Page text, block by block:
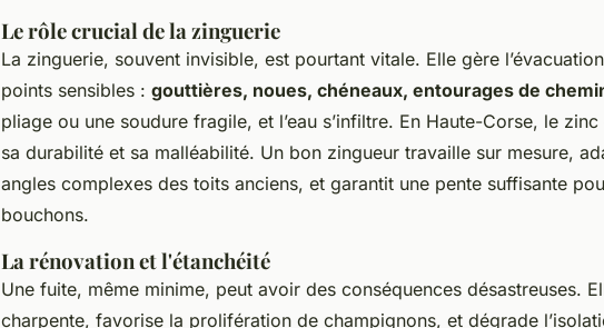
Le rôle crucial de la zinguerie
La zinguerie, souvent invisible, est pourtant vitale. Elle gère
points sensibles : gouttières, noues, chéneaux, entourages de
pliage ou une soudure fragile, et l’eau s’infiltre. En Haute-Corse, le
sa durabilité et sa malléabilité. Un bon zingueur travaille sur mesure,
angles complexes des toits anciens, et garantit une pente suffisante
bouchons.
La rénovation et l'étanchéité
Une fuite, même minime, peut avoir des conséquences désastreuses.
charpente, favorise la prolifération de champignons, et dégrade